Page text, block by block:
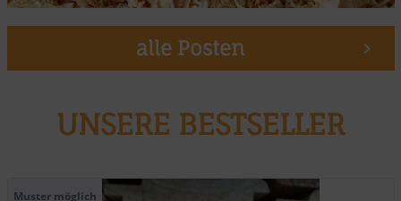
alle Posten
UNSERE BESTSELLER
Muster möglich